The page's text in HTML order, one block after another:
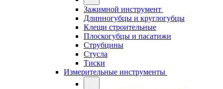
Зажимной инструмент
Длинногубцы и круглогубцы
Клещи строительные
Плоскогубцы и пасатижи
Струбцины
Стусла
Тиски
Измерительные инструменты